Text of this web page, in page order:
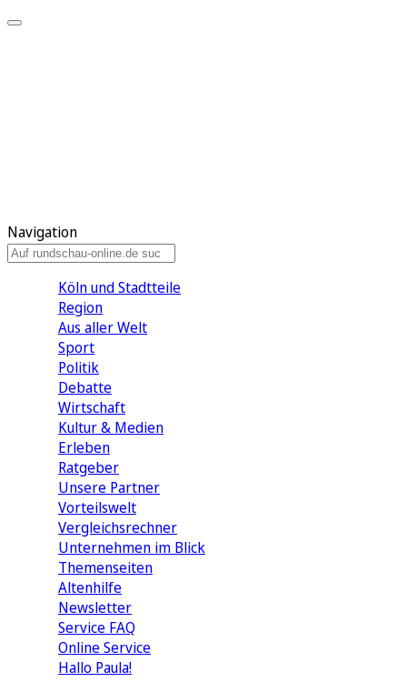
Navigation
Köln und Stadtteile
Region
Aus aller Welt
Sport
Politik
Debatte
Wirtschaft
Kultur & Medien
Erleben
Ratgeber
Unsere Partner
Vorteilswelt
Vergleichsrechner
Unternehmen im Blick
Themenseiten
Altenhilfe
Newsletter
Service FAQ
Online Service
Hallo Paula!